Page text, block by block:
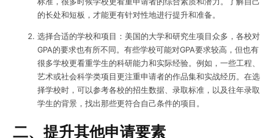
的长处和短板，才能更有针对性地进行提升和准备。
选择合适的学校和项目：美国的大学和研究生项目众多，各校对
GPA的要求也有所不同。有些学校可能对GPA要求较高，但也有
很多学校更看重学生的科研能力和实际经验。例如，一些工程、
艺术或社会科学类项目更注重申请者的作品集和实战经历。在选
择学校时，可以参考各校的招生数据、录取标准，以及往年录取
学生的背景，找出那些更符合自己条件的项目。
二、提升其他申请要素